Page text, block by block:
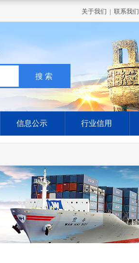
关于我们 | 联系我们
信息公示 行业信用